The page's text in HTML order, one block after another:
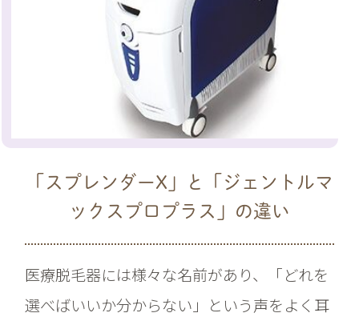
「スプレンダーX」と「ジェントルマ
ックスプロプラス」の違い
医療脱毛器には様々な名前があり、「どれを
選べばいいか分からない」という声をよく耳